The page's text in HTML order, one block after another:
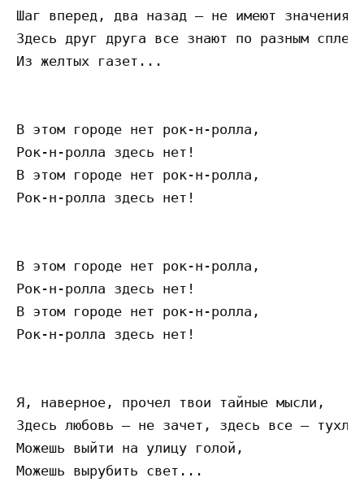
Шаг вперед, два назад — не имеют значения,
Здесь друг друга все знают по разным
Из желтых газет...
В этом городе нет рок-н-ролла,
Рок-н-ролла здесь нет!
В этом городе нет рок-н-ролла,
Рок-н-ролла здесь нет!
В этом городе нет рок-н-ролла,
Рок-н-ролла здесь нет!
В этом городе нет рок-н-ролла,
Рок-н-ролла здесь нет!
Я, наверное, прочел твои тайные мысли,
Здесь любовь — не зачет, здесь все —
Можешь выйти на улицу голой,
Можешь вырубить свет...